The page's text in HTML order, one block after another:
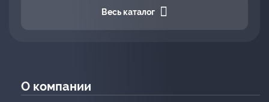
Весь каталог
О компании